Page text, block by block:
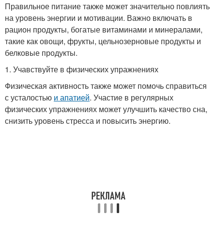
Правильное питание также может значительно повлиять
на уровень энергии и мотивации. Важно включать в
рацион продукты, богатые витаминами и минералами,
такие как овощи, фрукты, цельнозерновые продукты и
белковые продукты.
1. Учавствуйте в физических упражнениях
Физическая активность также может помочь справиться
с усталостью и апатией. Участие в регулярных
физических упражнениях может улучшить качество сна,
снизить уровень стресса и повысить энергию.